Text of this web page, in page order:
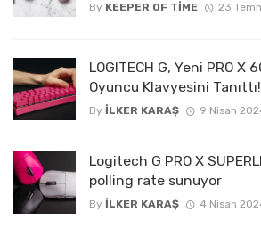
By KEEPER OF TIME 23
LOGITECH G, Yeni PRO X
Oyuncu Klavyesini Tanıttı!
By İLKER KARAŞ 9 Nisan
Logitech G PRO X
polling rate sunuyor
By İLKER KARAŞ 4 Nisan